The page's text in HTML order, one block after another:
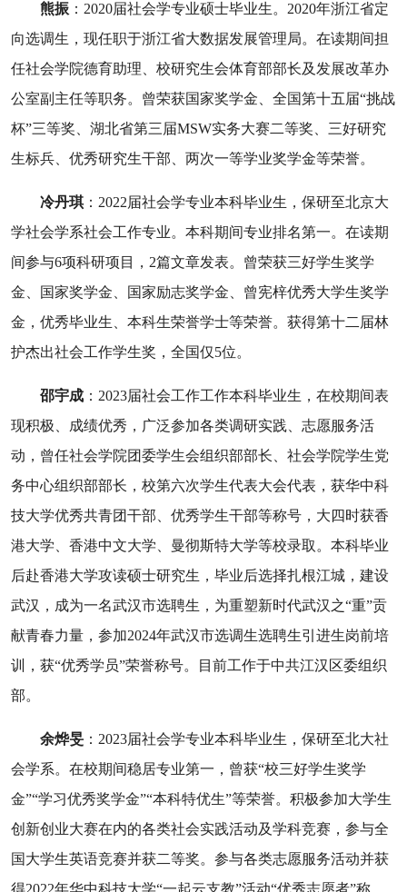
熊振 ： 2020届社会学专业硕士毕业生。 2020年浙江省定
向选调生，现任职于浙江省大数据发展管理局。在读期间担
任社会学院德育助理、校研究生会体育部部长及发展改革办
公室副主任等职务。曾荣获国家奖学金、全国第十五届“挑战
杯”三等奖、湖北省第三届MSW实务大赛二等奖、三好研究
生标兵、优秀研究生干部、两次一等学业奖学金等荣誉。
冷丹琪 ： 2022届社会学专业本科毕业生，保研至北京大
学社会学系社会工作专业。本科期间专业排名第一。在读期
间参与6项科研项目， 2篇文章发表。曾荣获三好学生奖学
金、国家奖学金、国家励志奖学金、曾宪梓优秀大学生奖学
金，优秀毕业生、本科生荣誉学士等荣誉。获得第十二届林
护杰出社会工作学生奖，全国仅5位。
邵宇成 ： 2023届社会工作工作本科毕业生，在校期间表
现积极、成绩优秀，广泛参加各类调研实践、志愿服务活
动，曾任社会学院团委学生会组织部部长、社会学院学生党
务中心组织部部长，校第六次学生代表大会代表，获华中科
技大学优秀共青团干部、优秀学生干部等称号，大四时获香
港大学、香港中文大学、曼彻斯特大学等校录取。本科毕业
后赴香港大学攻读硕士研究生，毕业后选择扎根江城，建设
武汉，成为一名武汉市选聘生，为重塑新时代武汉之“重”贡
献青春力量，参加2024年武汉市选调生选聘生引进生岗前培
训，获“优秀学员”荣誉称号。目前工作于中共江汉区委组织
部。
余烨旻 ： 2023届社会学专业本科毕业生，保研至北大社
会学系。在校期间稳居专业第一，曾获“校三好学生奖学
金”“学习优秀奖学金”“本科特优生”等荣誉。积极参加大学生
创新创业大赛在内的各类社会实践活动及学科竞赛，参与全
国大学生英语竞赛并获二等奖。参与各类志愿服务活动并获